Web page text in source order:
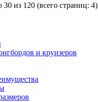
30 из 120 (всего страниц: 4)
и круизеров